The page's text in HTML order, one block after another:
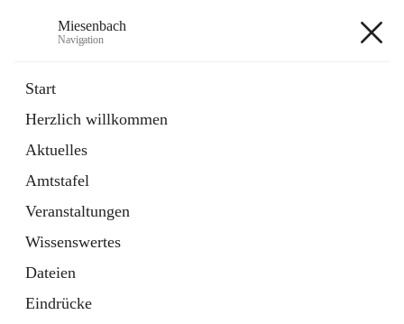
Miesenbach
Navigation
Start
Herzlich willkommen
Aktuelles
Amtstafel
Veranstaltungen
Wissenswertes
Dateien
Eindrücke
Externe Webseite
in
Tab
Region Schneebergland
Externe Webseite
öffnet
in
neuem
Tab